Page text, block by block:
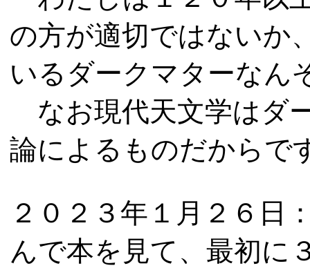
の方が適切ではないか
いるダークマターなん
なお現代天文学はダ
論によるものだからで
２０２３ 年 １ 月 ２６ 日
んで本を見て、最初に